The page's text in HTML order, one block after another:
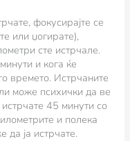
фокусирајте се
или џогирате),
сте истрчале.
и кога ќе
времето. Истрчаните
може психички да ве
45 минути со
и полека
да ја истрчате.